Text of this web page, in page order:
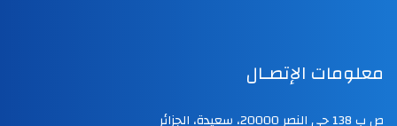
معلومات الإتصـال
ص ب 138 حي النصر 20000، سعيدة، الجزائر